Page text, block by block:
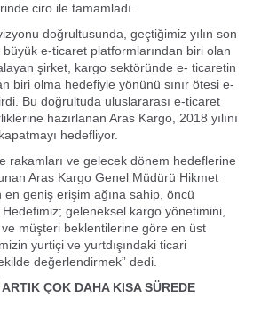
ciro ile tamamladı.
doğrultusunda, geçtiğimiz yılın son
e-ticaret platformlarından biri olan
şirket, kargo sektöründe e- ticaretin
biri olma hedefiyle yönünü sınır ötesi e-
Bu doğrultuda uluslararası e-ticaret
hazırlanan Aras Kargo, 2018 yılını
hedefliyor.
rakamları ve gelecek dönem hedeflerine
Aras Kargo Genel Müdürü Hikmet
en geniş erişim ağına sahip, öncü
Hedefimiz; geleneksel kargo yönetimini,
müşteri beklentilerine göre en üst
yurtiçi ve yurtdışındaki ticari
değerlendirmek” dedi.
ÇOK DAHA KISA SÜREDE